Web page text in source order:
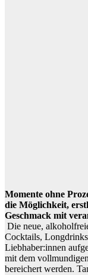
Momente ohne
die Möglichkeit,
Geschmack mit
Die neue,
Cocktails,
Liebhaber:innen
mit dem
bereichert werden.